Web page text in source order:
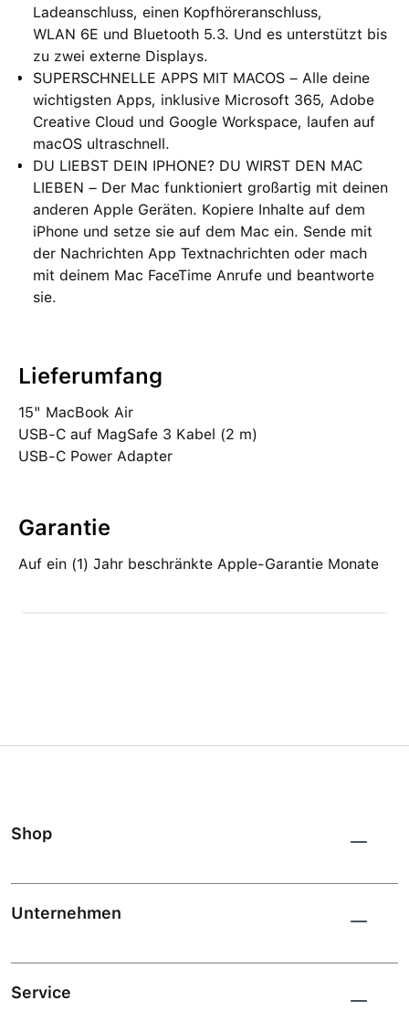
Ladeanschluss, einen Kopfhöreranschluss,
WLAN 6E und Bluetooth 5.3. Und es unterstützt bis
zu zwei externe Displays.
SUPERSCHNELLE APPS MIT MACOS – Alle deine
wichtigsten Apps, inklusive Microsoft 365, Adobe
Creative Cloud und Google Workspace, laufen auf
macOS ultraschnell.
DU LIEBST DEIN IPHONE? DU WIRST DEN MAC
LIEBEN – Der Mac funktioniert großartig mit deinen
anderen Apple Geräten. Kopiere Inhalte auf dem
iPhone und setze sie auf dem Mac ein. Sende mit
der Nachrichten App Textnachrichten oder mach
mit deinem Mac FaceTime Anrufe und beantworte
sie.
Lieferumfang
15" MacBook Air
USB‑C auf MagSafe 3 Kabel (2 m)
USB‑C Power Adapter
Garantie
Auf ein (1) Jahr beschränkte Apple-Garantie Monate
Shop
Unternehmen
Service